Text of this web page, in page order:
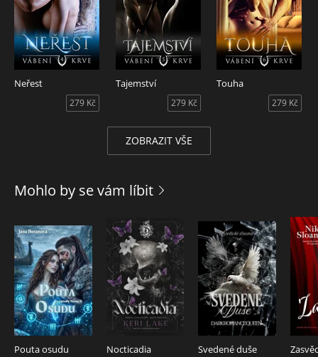
Neřest
279 Kč
Tajemství
279 Kč
Touha
279 Kč
ZOBRAZIT VŠE
Mohlo by se vám líbit
Pouta osudu Nocticadia Svedené duše